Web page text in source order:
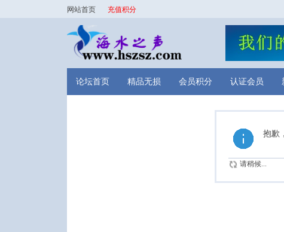
网站首页 充值积分
论坛首页 精品无损 会员积分 认证会员
抱歉
请稍候...